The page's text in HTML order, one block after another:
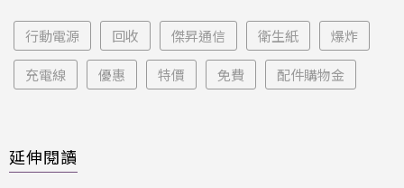
行動電源 回收 傑昇通信 衛生紙 爆炸
充電線 優惠 特價 免費 配件購物金
延伸閱讀